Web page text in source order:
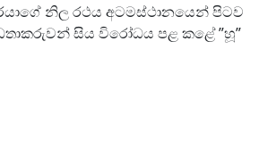
නිල රථය අටමස්ථානයෙන් පිටව
සිය විරෝධය පළ කළේ ”හූ”